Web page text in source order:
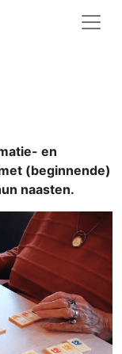
en
(beginnende)
naasten.